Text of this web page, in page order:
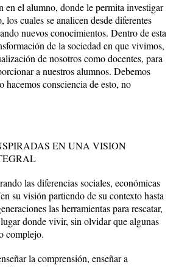
en el alumno, donde le permita investigar
cuales se analicen desde diferentes
nuevos conocimientos. Dentro de esta
de la sociedad en que vivimos,
de nosotros como docentes, para
a nuestros alumnos. Debemos
consciencia de esto, no
EN UNA VISION
las diferencias sociales, económicas
su visión partiendo de su contexto hasta
las herramientas para rescatar,
donde vivir, sin olvidar que algunas
complejo.
la comprensión, enseñar a